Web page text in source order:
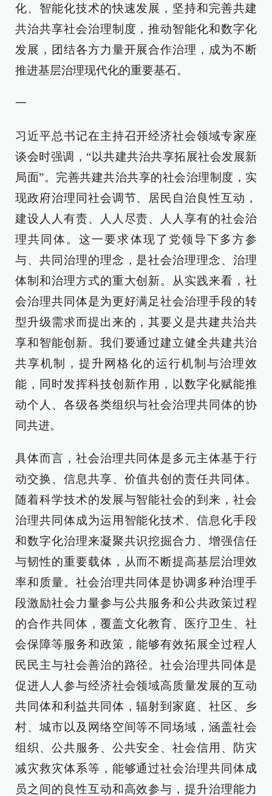
化、智能化技术的快速发展，坚持和完善共建
共治共享社会治理制度，推动智能化和数字化
发展，团结各方力量开展合作治理，成为不断
推进基层治理现代化的重要基石。
一
习近平总书记在主持召开经济社会领域专家座
谈会时强调，“以共建共治共享拓展社会发展新
局面”。完善共建共治共享的社会治理制度，实
现政府治理同社会调节、居民自治良性互动，
建设人人有责、人人尽责、人人享有的社会治
理共同体。这一要求体现了党领导下多方参
与、共同治理的理念，是社会治理理念、治理
体制和治理方式的重大创新。从实践来看，社
会治理共同体是为更好满足社会治理手段的转
型升级需求而提出来的，其要义是共建共治共
享和智能创新。我们要通过建立健全共建共治
共享机制，提升网格化的运行机制与治理效
能，同时发挥科技创新作用，以数字化赋能推
动个人、各级各类组织与社会治理共同体的协
同共进。
具体而言，社会治理共同体是多元主体基于行
动交换、信息共享、价值共创的责任共同体。
随着科学技术的发展与智能社会的到来，社会
治理共同体成为运用智能化技术、信息化手段
和数字化治理来凝聚共识挖掘合力、增强信任
与韧性的重要载体，从而不断提高基层治理效
率和质量。社会治理共同体是协调多种治理手
段激励社会力量参与公共服务和公共政策过程
的合作共同体，覆盖文化教育、医疗卫生、社
会保障等服务和政策，能够有效拓展全过程人
民民主与社会善治的路径。社会治理共同体是
促进人人参与经济社会领域高质量发展的互动
共同体和利益共同体，辐射到家庭、社区、乡
村、城市以及网络空间等不同场域，涵盖社会
组织、公共服务、公共安全、社会信用、防灾
减灾救灾体系等，能够通过社会治理共同体成
员之间的良性互动和高效参与，提升治理能力